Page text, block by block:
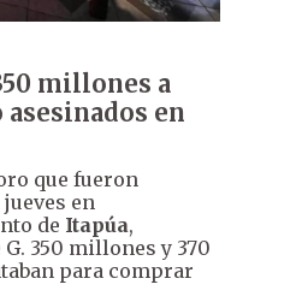
millones a
en
que fueron
en
de Itapúa,
350 millones y 370
para comprar